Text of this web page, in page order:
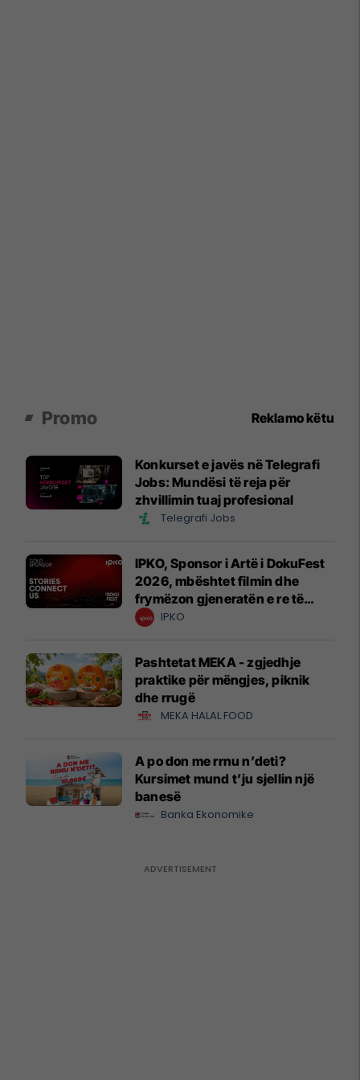
Promo Reklamo këtu
Konkurset e javës në Telegrafi
Jobs: Mundësi të reja për
zhvillimin tuaj profesional
Telegrafi Jobs
IPKO, Sponsor i Artë i DokuFest
2026, mbështet filmin dhe
frymëzon gjeneratën e re të
krijuesve
IPKO
Pashtetat MEKA - zgjedhje
praktike për mëngjes, piknik
dhe rrugë
MEKA HALAL FOOD
A po don me rrnu n’deti?
Kursimet mund t’ju sjellin një
banesë
Banka Ekonomike